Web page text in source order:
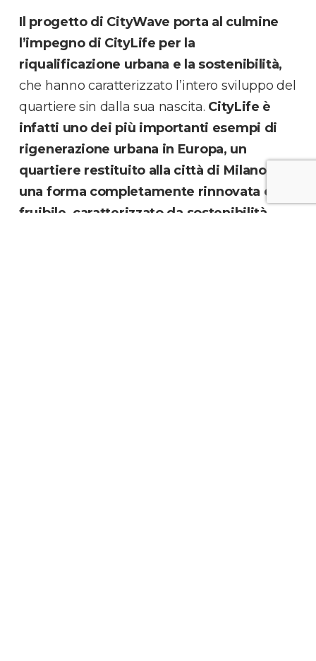
Il progetto di CityWave porta al culmine
l’impegno di CityLife per la
riqualificazione urbana e la sostenibilità,
che hanno caratterizzato l’intero sviluppo del
quartiere sin dalla sua nascita. CityLife è
infatti uno dei più importanti esempi di
rigenerazione urbana in Europa, un
quartiere restituito alla città di Milano in
una forma completamente rinnovata e
fruibile, caratterizzato da sostenibilità,